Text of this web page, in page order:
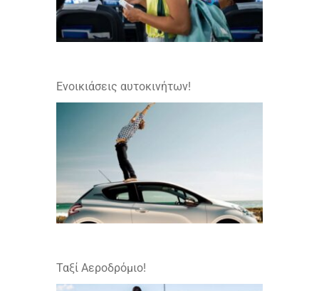
Ενοικιάσεις αυτοκινήτων!
Ταξί Αεροδρόμιο!